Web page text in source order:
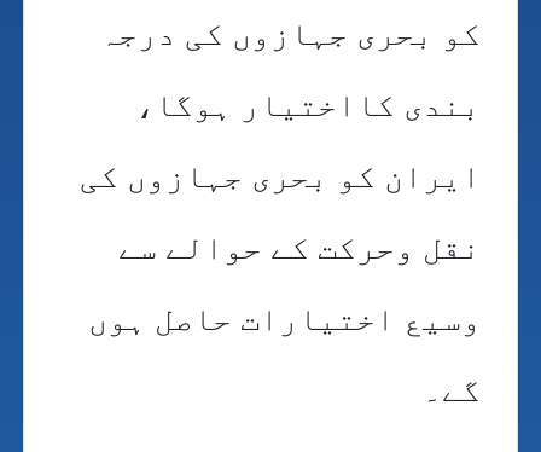
کو بحری جہازوں کی درجہ
بندی کااختیار ہوگا،
ایران کو بحری جہازوں کی
نقل وحرکت کے حوالے سے
وسیع اختیارات حاصل ہوں
گے۔